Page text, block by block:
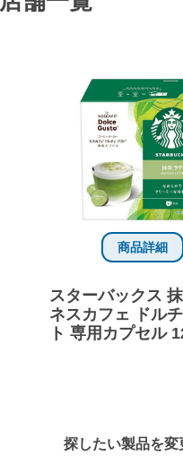
商品詳細
スターバックス
ネスカフェ ドル
ト 専用カプセル
探したい製品を変